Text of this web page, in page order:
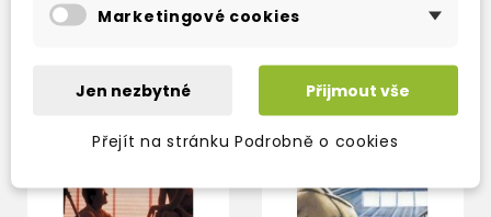
expedujeme)
expedujeme)
Marketingové cookies
Jen nezbytné Přijmout vše
Přejít na stránku Podrobně o cookies